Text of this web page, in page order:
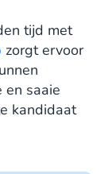
tijd met
zorgt ervoor
en saaie
kandidaat